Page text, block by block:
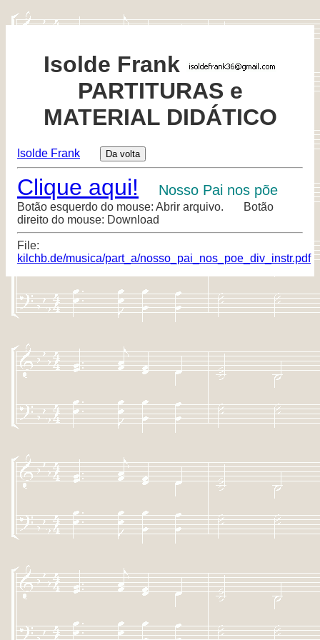
Isolde Frank
PARTITURAS e
MATERIAL DIDÁTICO
Isolde Frank
Clique aqui! Nosso Pai nos põe
Botão esquerdo do mouse: Abrir arquivo. Botão
direito do mouse: Download
File:
kilchb.de/musica/part_a/nosso_pai_nos_poe_div_instr.pdf